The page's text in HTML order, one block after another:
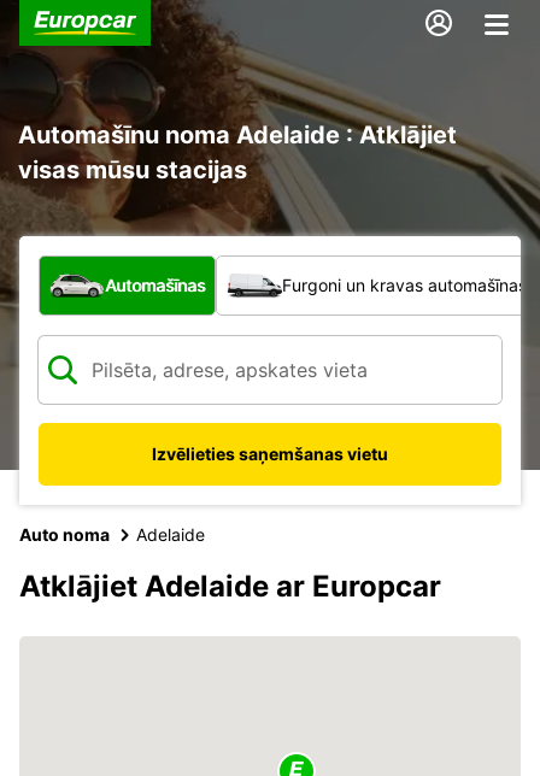
Automašīnu noma Adelaide : Atklājiet
visas mūsu stacijas
Kāda veida transportlīdzeklis?
Automašīnas Furgoni un kravas automašīnas
Izvēlieties saņemšanas vietu
Auto noma Adelaide
Atklājiet Adelaide ar Europcar